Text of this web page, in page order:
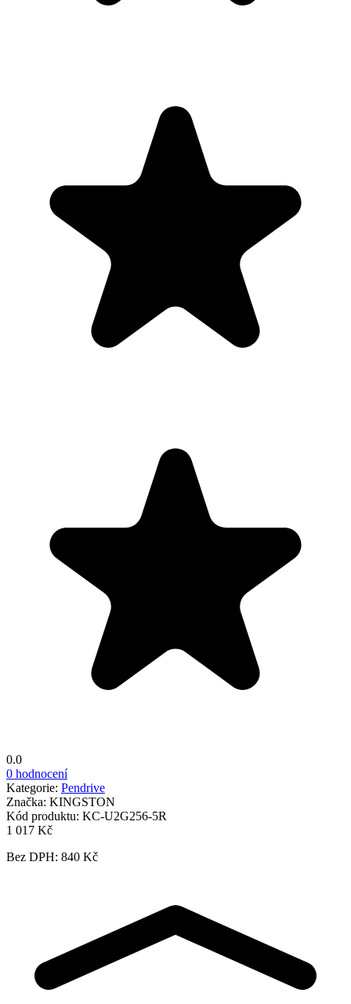
0.0
0 hodnocení
Kategorie: Pendrive
Značka: KINGSTON
Kód produktu: KC-U2G256-5R
1 017 Kč
Bez DPH: 840 Kč